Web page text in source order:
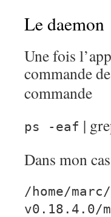
Le daemon
Une fois
commande
commande
ps -eaf |
Dans mon
/home/
v0.18.4.0/